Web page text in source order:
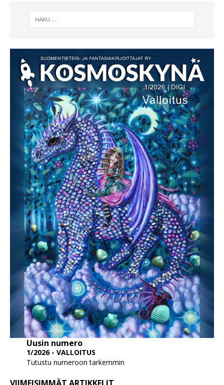
Uusin numero
1/2026 - VALLOITUS
Tutustu numeroon tarkemmin